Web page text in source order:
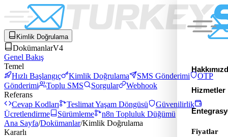
Hizmetler
Fiyatlar
Kimlik Doğrulama
DokümanlarV4
Genel Bakış
Temel
Hızlı Başlangıç
Kimlik Doğrulama SMS Gönderimi
OTP
Gönderimi
Toplu SMS Sorgular
Webhook
Referans
Cevap Kodları
Teslimat Yaşam Döngüsü
Güvenilirlik
Ücretlendirme
Sürümleme
n8n Topluluk Düğümü
Ana Sayfa/Dokümanlar/Kimlik Doğrulama
Kararlı